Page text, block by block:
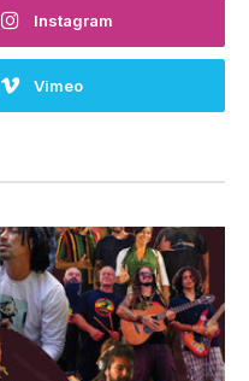
Instagram
Vimeo